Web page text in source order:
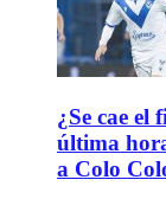
¿Se cae el
última
a Colo